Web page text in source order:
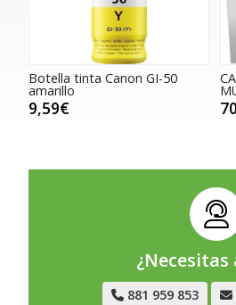
Botella tinta Canon GI-50
amarillo
9,59€
¿Necesitas
881 959 853